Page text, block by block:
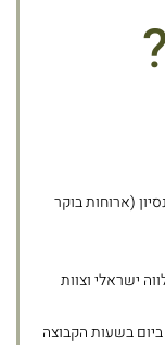
פנסיון (ארוחות בוקר
ישראלי וצוות
בשעות הקבוצה